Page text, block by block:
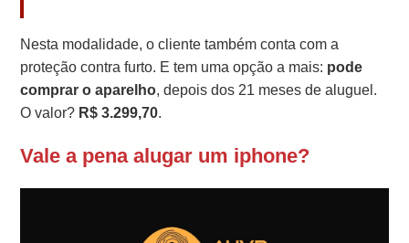
Nesta modalidade, o cliente também conta com a
proteção contra furto. E tem uma opção a mais: pode
comprar o aparelho, depois dos 21 meses de aluguel.
O valor? R$ 3.299,70.
Vale a pena alugar um iphone?